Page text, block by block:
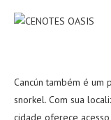
Cancún também é um
snorkel. Com sua
cidade oferece